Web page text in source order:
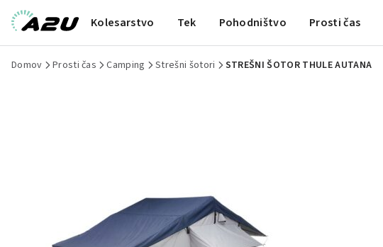
Kolesarstvo Tek Pohodništvo Prosti čas
Domov Prosti čas Camping Strešni šotori STREŠNI ŠOTOR THULE AUTANA